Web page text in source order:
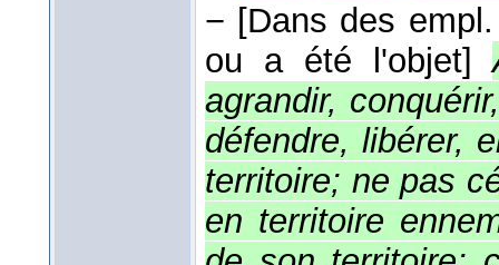
− [Dans des
ou a été l'objet]
agrandir,
défendre, libérer,
territoire; ne pas
en territoire